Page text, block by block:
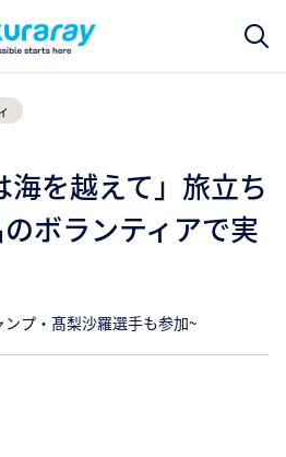
海を越えて」旅立ち
ボランティアで実
プ・髙梨沙羅選手も参加~